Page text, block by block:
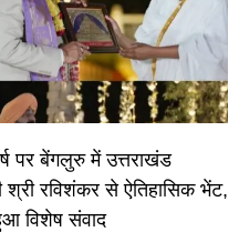
पर बेंगलुरु में उत्तराखंड
श्री रविशंकर से ऐतिहासिक भेंट,
विशेष संवाद